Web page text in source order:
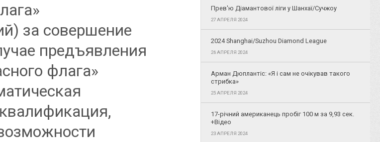
за совершение
предъявления
флага»
Прев'ю Діамантової ліги у Шанхаї/Сучжоу
27 АПРЕЛЯ 2024
2024 Shanghai/Suzhou Diamond League
26 АПРЕЛЯ 2024
Арман Дюплантіс: «Я і сам не очікував такого
стрибка»
25 АПРЕЛЯ 2024
17-річний американець пробіг 100 м за 9,93 сек.
+Відео
23 АПРЕЛЯ 2024